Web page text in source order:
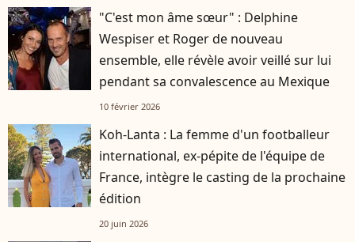
"C'est mon âme sœur" : Delphine
Wespiser et Roger de nouveau
ensemble, elle révèle avoir veillé sur lui
pendant sa convalescence au Mexique
10 février 2026
Koh-Lanta : La femme d'un footballeur
international, ex-pépite de l'équipe de
France, intègre le casting de la prochaine
édition
20 juin 2026